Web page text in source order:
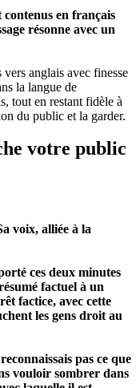
en français
résonne avec un
anglais avec finesse
la langue de
tout en restant fidèle à
du public et la garder.
votre public
voix, alliée à la
ces deux minutes
factuel à un
factice, avec cette
les gens droit au
pas ce que
vouloir sombrer dans